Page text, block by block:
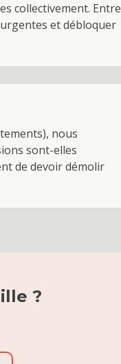
collectivement. Entre
et débloquer
nous
sont-elles
de devoir démolir
?